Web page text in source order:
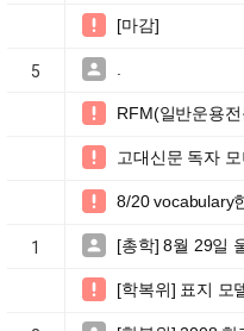
 [마감]
5 
 RFM(일반운용
 고대신문 독자
 8/20 vocabulary
1  [총학] 8월 29일
 [학복위] 표지 모